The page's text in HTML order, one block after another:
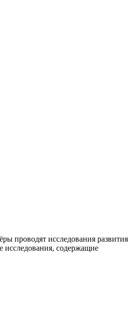
проводят исследования развития
содержащие